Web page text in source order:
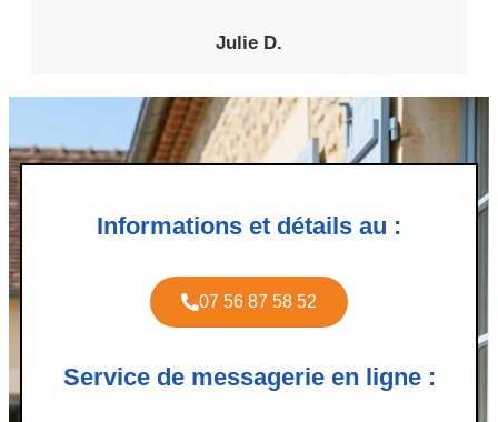
Julie D.
Informations et détails au :
07 56 87 58 52
Service de messagerie en ligne :